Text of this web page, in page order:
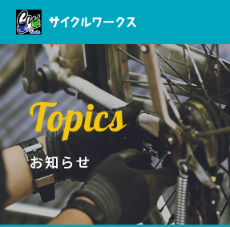
Topics
お知らせ